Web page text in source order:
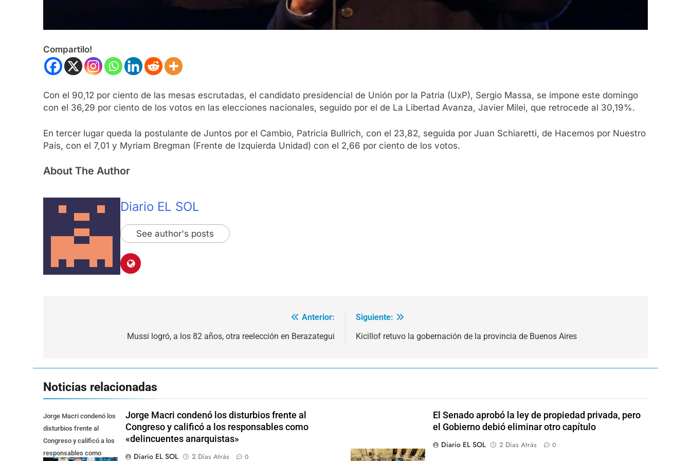
Compartilo!
Con el 90,12 por ciento de las mesas escrutadas, el candidato presidencial de Unión por la Patria (UxP), Sergio Massa, se impone este domingo
con el 36,29 por ciento de los votos en las elecciones nacionales, seguido por el de La Libertad Avanza, Javier Milei, que retrocede al 30,19%.
En tercer lugar queda la postulante de Juntos por el Cambio, Patricia Bullrich, con el 23,82, seguida por Juan Schiaretti, de Hacemos por Nuestro
País, con el 7,01 y Myriam Bregman (Frente de Izquierda Unidad) con el 2,66 por ciento de los votos.
About The Author
Diario EL SOL
See author's posts
Anterior:
Mussi logró, a los 82 años, otra reelección en Berazategui
Siguiente:
Kicillof retuvo la gobernación de la provincia de Buenos Aires
Noticias relacionadas
Jorge Macri condenó los
disturbios frente al
Congreso y calificó a los
responsables como
Jorge Macri condenó los disturbios frente al
Congreso y calificó a los responsables como
«delincuentes anarquistas»
Diario EL SOL
2 Días Atrás 0
El Senado aprobó la ley de propiedad privada, pero
el Gobierno debió eliminar otro capítulo
Diario EL SOL
2 Días Atrás 0